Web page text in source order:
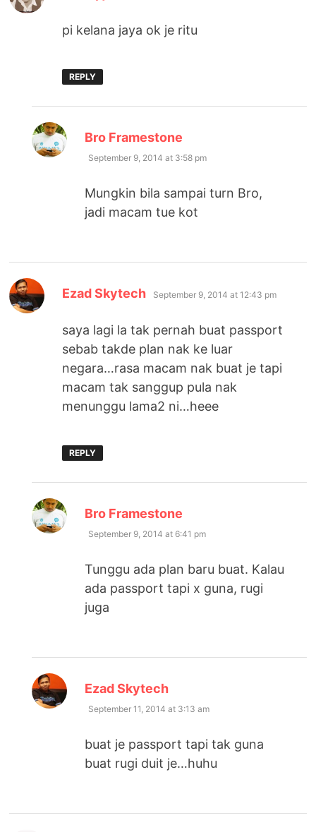
pi kelana jaya ok je ritu
REPLY
Bro Framestone
September 9, 2014 at 3:58 pm
Mungkin bila sampai turn Bro,
jadi macam tue kot
Ezad Skytech says:
September 9, 2014 at 12:43 pm
saya lagi la tak pernah buat passport
sebab takde plan nak ke luar
negara…rasa macam nak buat je tapi
macam tak sanggup pula nak
menunggu lama2 ni…heee
REPLY
Bro Framestone
September 9, 2014 at 6:41 pm
Tunggu ada plan baru buat. Kalau
ada passport tapi x guna, rugi
juga
Ezad Skytech
September 11, 2014 at 3:13 am
buat je passport tapi tak guna
buat rugi duit je…huhu